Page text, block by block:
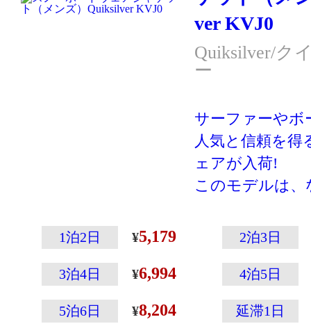
ver KVJ0
Quiksilver/ク
ー
サーファーやボ
人気と信頼を得
ェアが入荷!
このモデルは
ン風ロゴが
視線を集める
ストリートス
ちろんキース
ポケットなど
1泊2日 5,179 2泊3日
3泊4日 6,994 4泊5日
5泊6日 8,204 延滞1日